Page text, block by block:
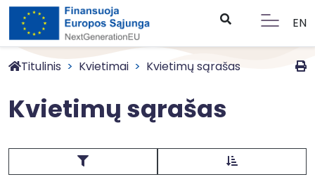
EN
Titulinis Kvietimai Kvietimų sąrašas
Kvietimų sąrašas